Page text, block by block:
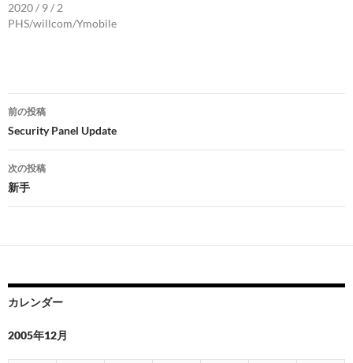
2020 / 9 / 2
PHS/willcom/Ymobile
投
稿
ナ
ビ
ゲ
ー
ョ
ン
前の投稿
Security Panel Update
次の投稿
新手
カレンダー
2005年12月